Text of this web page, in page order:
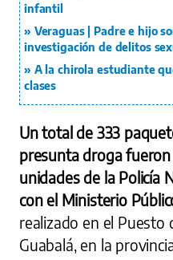
infantil
Veraguas | Padre e hijo
investigación de delitos
A la chirola estudiante
clases
Un total de 333
presunta droga
unidades de la Policía
con el Ministerio
realizado en el Puesto
Guabalá, en la